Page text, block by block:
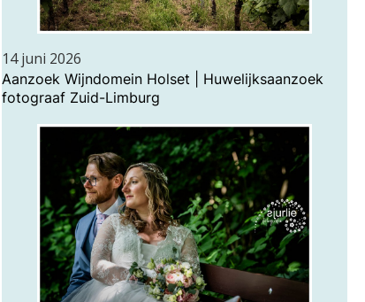
14 juni 2026
Aanzoek Wijndomein Holset | Huwelijksaanzoek
fotograaf Zuid-Limburg